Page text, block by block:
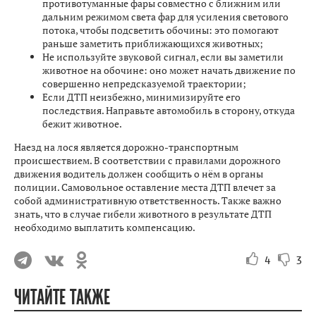
противотуманные фары совместно с ближним или
дальним режимом света фар для усиления светового
потока, чтобы подсветить обочины: это помогают
раньше заметить приближающихся животных;
Не используйте звуковой сигнал, если вы заметили
животное на обочине: оно может начать движение по
совершенно непредсказуемой траектории;
Если ДТП неизбежно, минимизируйте его
последствия. Направьте автомобиль в сторону, откуда
бежит животное.
Наезд на лося является дорожно-транспортным
происшествием. В соответствии с правилами дорожного
движения водитель должен сообщить о нём в органы
полиции. Самовольное оставление места ДТП влечет за
собой административную ответственность. Также важно
знать, что в случае гибели животного в результате ДТП
необходимо выплатить компенсацию.
4 3
ЧИТАЙТЕ ТАКЖЕ